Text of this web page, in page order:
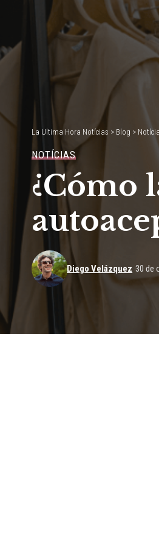
La Ultima Hora Notícias > Blog >
NOTÍCIAS
¿Cómo
Diego Velázquez 30 de